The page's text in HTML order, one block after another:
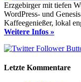
Erzgebirger mit tiefen
WordPress- und
Kaffeegenießer, lokal
Weitere Infos »
Letzte Kommentare